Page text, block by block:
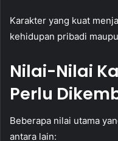
Karakter yang kuat
kehidupan pribadi
Nilai-Nilai
Perlu
Beberapa nilai utama
antara lain: